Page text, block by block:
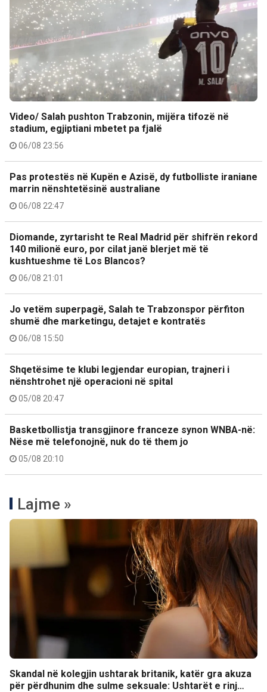
Video/ Salah pushton Trabzonin, mijëra tifozë në
stadium, egjiptiani mbetet pa fjalë
06/08 23:56
Pas protestës në Kupën e Azisë, dy futbolliste iraniane
marrin nënshtetësinë australiane
06/08 22:47
Diomande, zyrtarisht te Real Madrid për shifrën rekord
140 milionë euro, por cilat janë blerjet më të
kushtueshme të Los Blancos?
06/08 21:01
Jo vetëm superpagë, Salah te Trabzonspor përfiton
shumë dhe marketingu, detajet e kontratës
06/08 15:50
Shqetësime te klubi legjendar europian, trajneri i
nënshtrohet një operacioni në spital
05/08 20:47
Basketbollistja transgjinore franceze synon WNBA-në:
Nëse më telefonojnë, nuk do të them jo
05/08 20:10
Lajme »
Skandal në kolegjin ushtarak britanik, katër gra akuza
për përdhunim dhe sulme seksuale: Ushtarët e rinj…